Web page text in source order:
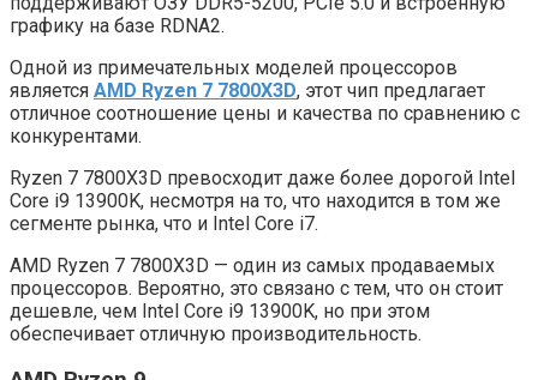
графику на базе RDNA2.
Одной из примечательных моделей процессоров
является AMD Ryzen 7 7800X3D, этот чип предлагает
отличное соотношение цены и качества по сравнению с
конкурентами.
Ryzen 7 7800X3D превосходит даже более дорогой Intel
Core i9 13900K, несмотря на то, что находится в том же
сегменте рынка, что и Intel Core i7.
AMD Ryzen 7 7800X3D — один из самых продаваемых
процессоров. Вероятно, это связано с тем, что он стоит
дешевле, чем Intel Core i9 13900K, но при этом
обеспечивает отличную производительность.